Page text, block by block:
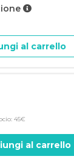
al carrello
45€
al carrello